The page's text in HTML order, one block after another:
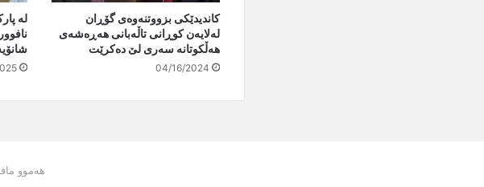
کاندیدێکی بزووتنەوەی گۆڕان
لەلایەن کوڕانی تاڵەبانی هەڕەشەی
هەڵکوتانە سەری لێ دەکرێت
04/16/2024
لە
هەموو